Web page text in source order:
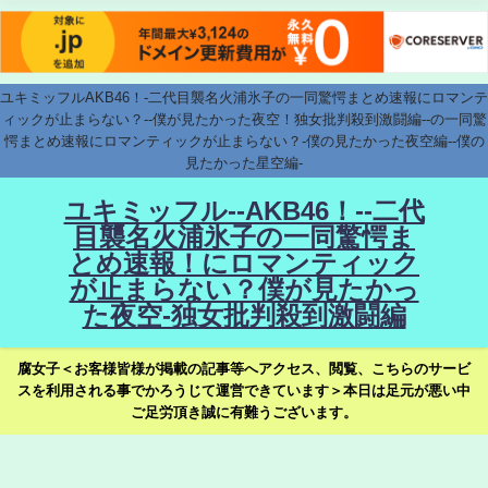
ユキミッフルAKB46！-二代目襲名火浦氷子の一同驚愕まとめ速報にロマンテ
ィックが止まらない？--僕が見たかった夜空！独女批判殺到激闘編--の一同驚
愕まとめ速報にロマンティックが止まらない？-僕の見たかった夜空編--僕の
見たかった星空編-
ユキミッフル--AKB46！--二代
目襲名火浦氷子の一同驚愕ま
とめ速報！にロマンティック
が止まらない？僕が見たかっ
た夜空-独女批判殺到激闘編
腐女子＜お客様皆様が掲載の記事等へアクセス、閲覧、こちらのサービ
スを利用される事でかろうじて運営できています＞本日は足元が悪い中
ご足労頂き誠に有難うございます。